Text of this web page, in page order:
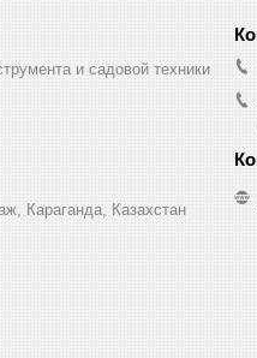
и садовой техники
Караганда, Казахстан